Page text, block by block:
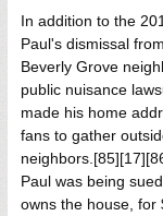
In addition to the
Paul's dismissal
Beverly Grove
public nuisance
made his home
fans to gather
Paul was being
owns the house, for